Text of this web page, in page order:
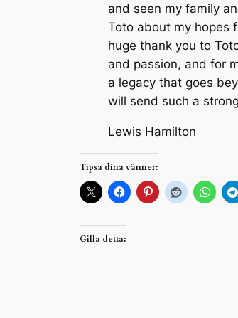
and seen my family
Toto about my hopes
huge thank you to
and passion, and for
a legacy that goes
will send such a
Lewis Hamilton
Tipsa dina vänner:
Gilla detta: